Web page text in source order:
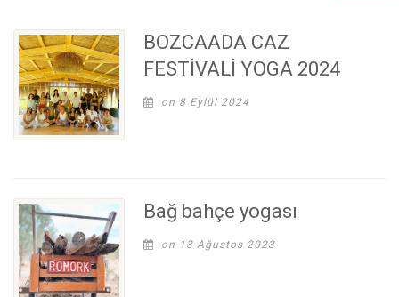
BOZCAADA CAZ
FESTİVALİ YOGA 2024
on 8 Eylül 2024
Bağ bahçe yogası
on 13 Ağustos 2023